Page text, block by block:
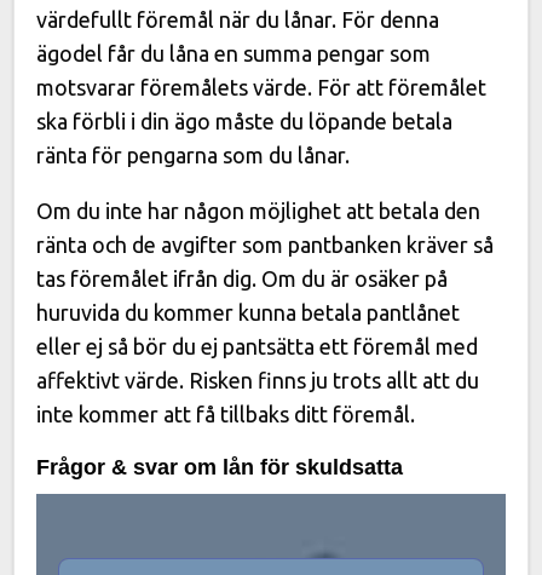
värdefullt föremål när du lånar. För denna
ägodel får du låna en summa pengar som
motsvarar föremålets värde. För att föremålet
ska förbli i din ägo måste du löpande betala
ränta för pengarna som du lånar.
Om du inte har någon möjlighet att betala den
ränta och de avgifter som pantbanken kräver så
tas föremålet ifrån dig. Om du är osäker på
huruvida du kommer kunna betala pantlånet
eller ej så bör du ej pantsätta ett föremål med
affektivt värde. Risken finns ju trots allt att du
inte kommer att få tillbaks ditt föremål.
Frågor & svar om lån för skuldsatta